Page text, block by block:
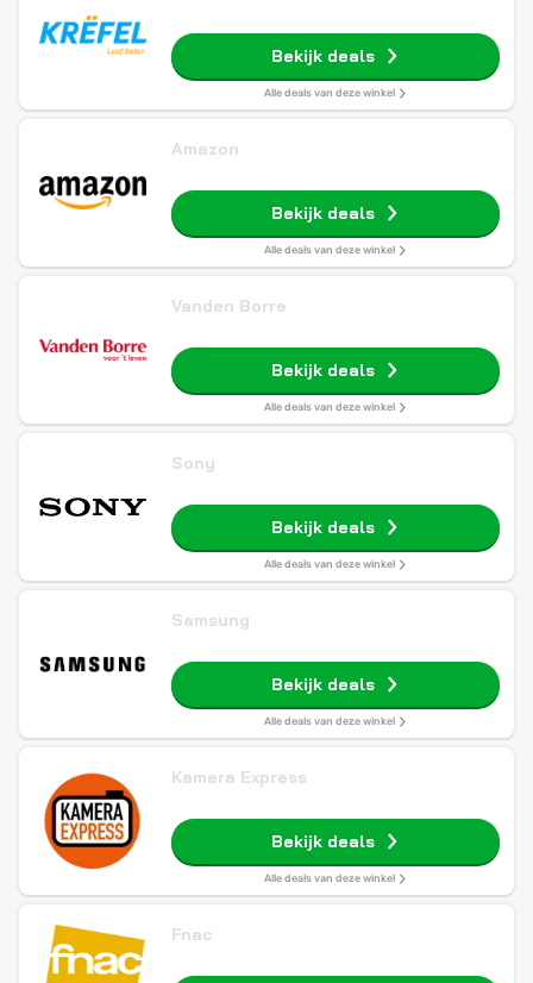
Bekijk deals
Alle deals van deze winkel
Amazon
Bekijk deals
Alle deals van deze winkel
Vanden Borre
Bekijk deals
Alle deals van deze winkel
Sony
Bekijk deals
Alle deals van deze winkel
Samsung
Bekijk deals
Alle deals van deze winkel
Kamera Express
Bekijk deals
Alle deals van deze winkel
Fnac